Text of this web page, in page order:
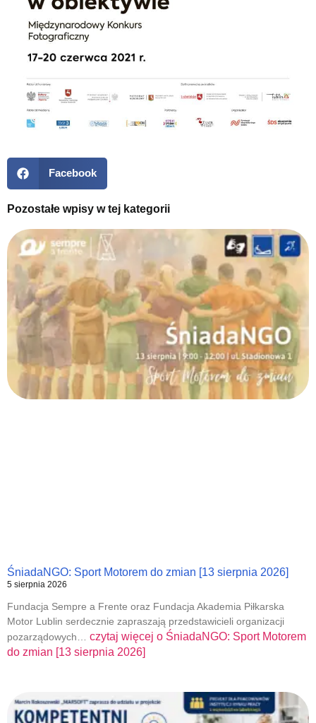
Facebook
Pozostałe wpisy w tej kategorii
ŚniadaNGO: Sport Motorem do zmian [13 sierpnia 2026]
5 sierpnia 2026
Fundacja Sempre a Frente oraz Fundacja Akademia Piłkarska
Motor Lublin serdecznie zapraszają przedstawicieli organizacji
pozarządowych… czytaj więcej o ŚniadaNGO: Sport Motorem
do zmian [13 sierpnia 2026]